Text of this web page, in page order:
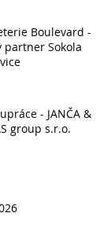
Boulevard -
partner Sokola
- JANČA &
group s.r.o.